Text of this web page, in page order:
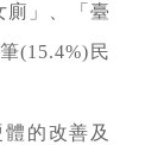
廁」、「臺
(15.4%)民
的改善及